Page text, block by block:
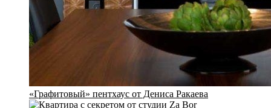
«Графитовый» пентхаус от Дениса Ракаева